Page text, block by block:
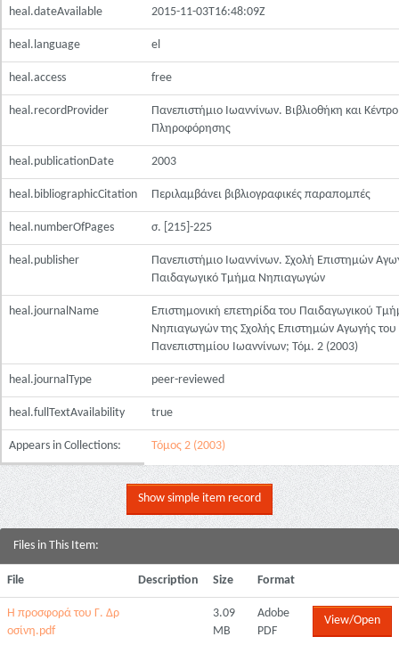
heal.dateAvailable 2015-11-03T16:48:09Z
heal.language el
heal.access free
heal.recordProvider
Πανεπιστήμιο Ιωαννίνων. Βιβλιοθήκη και Κέντρο
Πληροφόρησης
heal.publicationDate 2003
heal.bibliographicCitation Περιλαμβάνει βιβλιογραφικές παραπομπές
heal.numberOfPages σ. [215]-225
heal.publisher
Πανεπιστήμιο Ιωαννίνων. Σχολή Επιστημών
Παιδαγωγικό Τμήμα Νηπιαγωγών
heal.journalName
Επιστημονική επετηρίδα του Παιδαγωγικού
Νηπιαγωγών της Σχολής Επιστημών Αγωγής του
Πανεπιστημίου Ιωαννίνων; Τόμ. 2 (2003)
heal.journalType peer-reviewed
heal.fullTextAvailability true
Appears in Collections: Τόμος 2 (2003)
Show simple item record
Files in This Item:
File Description Size Format
Η προσφορά του Γ. Δρ
οσίνη.pdf
3.09
MB
Adobe
PDF
View/Open